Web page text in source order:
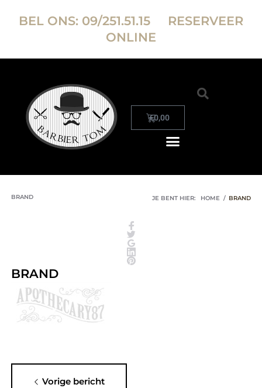
BEL ONS: 09/251.51.15
RESERVEER
ONLINE
€0,00
BRAND JE BENT HIER: HOME / BRAND
BRAND
Vorige bericht